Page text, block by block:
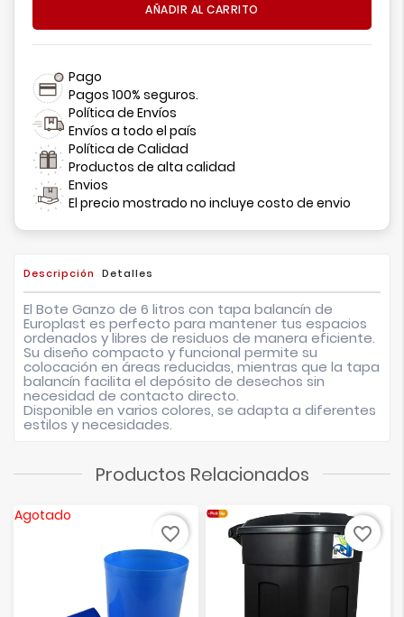
AÑADIR AL CARRITO
Pago
Pagos 100% seguros.
Política de Envíos
Envíos a todo el país
Política de Calidad
Productos de alta calidad
Envios
El precio mostrado no incluye costo de envio
Descripción Detalles
El Bote Ganzo de 6 litros con tapa balancín de
Europlast es perfecto para mantener tus espacios
ordenados y libres de residuos de manera eficiente.
Su diseño compacto y funcional permite su
colocación en áreas reducidas, mientras que la tapa
balancín facilita el depósito de desechos sin
necesidad de contacto directo.
Disponible en varios colores, se adapta a diferentes
estilos y necesidades.
Productos Relacionados
Agotado
favorite_border favorite_border